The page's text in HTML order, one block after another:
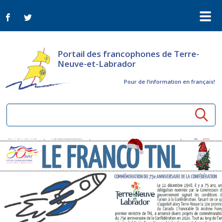
Portail des francophones de Terre-
Neuve-et-Labrador
Pour de l‘information en français!
Ressources communautaires
Aînés
Activités à distance
ConnectAînés
Arts et culture
Appels d'offres du secteur culturel
Plan de Développement Global
Organismes
Nouvelles
Bulletin Le FrancoTNL